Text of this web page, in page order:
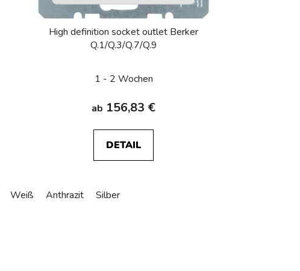
High definition socket outlet Berker
Q.1/Q.3/Q.7/Q.9
1 - 2 Wochen
ab 156,83 €
DETAIL
Weiß Anthrazit Silber